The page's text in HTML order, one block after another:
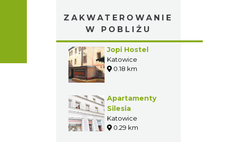
ZAKWATEROWANIE
W POBLIŻU
Jopi Hostel
Katowice
0.18 km
Apartamenty
Silesia
Katowice
0.29 km